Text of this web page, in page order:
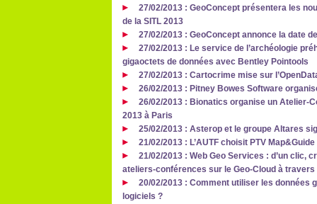
27/02/2013 : GeoConcept présentera les
de la SITL 2013
27/02/2013 : GeoConcept annonce la date
27/02/2013 : Le service de l’archéologie
gigaoctets de données avec Bentley Pointools
27/02/2013 : Cartocrime mise sur
26/02/2013 : Pitney Bowes Software
26/02/2013 : Bionatics organise un Atelier-
2013 à Paris
25/02/2013 : Asterop et le groupe Altares
21/02/2013 : L’AUTF choisit PTV
21/02/2013 : Web Geo Services : d’un
ateliers-conférences sur le Geo-Cloud à travers
20/02/2013 : Comment utiliser les données
logiciels ?